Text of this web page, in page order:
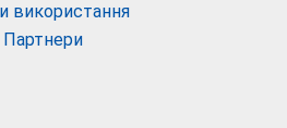
використання
Партнери